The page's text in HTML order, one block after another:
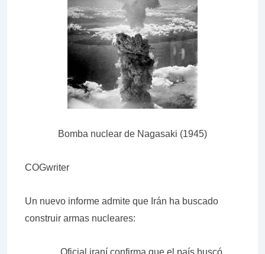
Bomba nuclear de Nagasaki (1945)
COGwriter
Un nuevo informe admite que Irán ha buscado
construir armas nucleares:
Oficial iraní confirma que el país buscó